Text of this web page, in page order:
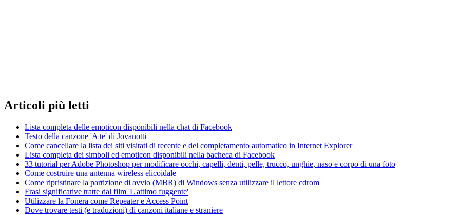
Articoli più letti
Lista completa delle emoticon disponibili nella chat di Facebook
Testo della canzone 'A te' di Jovanotti
Come cancellare la lista dei siti visitati di recente e del completamento automatico in Internet Explorer
Lista completa dei simboli ed emoticon disponibili nella bacheca di Facebook
33 tutorial per Adobe Photoshop per modificare occhi, capelli, denti, pelle, trucco, unghie, naso e corpo di una foto
Come costruire una antenna wireless elicoidale
Come ripristinare la partizione di avvio (MBR) di Windows senza utilizzare il lettore cdrom
Frasi significative tratte dal film 'L'attimo fuggente'
Utilizzare la Fonera come Repeater e Access Point
Dove trovare testi (e traduzioni) di canzoni italiane e straniere